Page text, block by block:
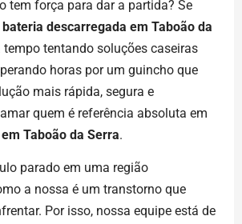
tem força para dar a partida? Se
bateria descarregada em Taboão da
tempo tentando soluções caseiras
horas por um guincho que
mais rápida, segura e
quem é referência absoluta em
Taboão da Serra.
parado em uma região
a nossa é um transtorno que
Por isso, nossa equipe está de